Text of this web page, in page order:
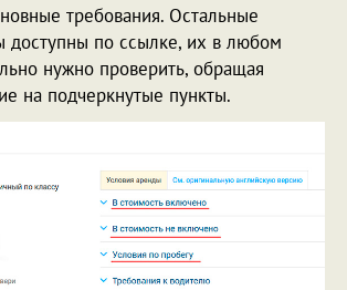
требования. Остальные
доступны по ссылке, их в любом
нужно проверить, обращая
на подчеркнутые пункты.